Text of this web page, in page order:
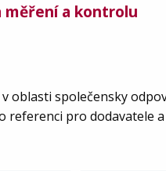
měření a kontrolu
společensky
referenci pro dodavatele